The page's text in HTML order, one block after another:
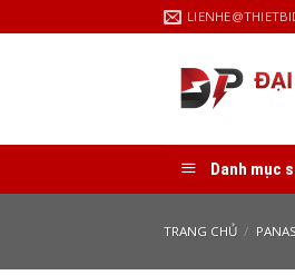
to
Danh mục
TRANG CHỦ /